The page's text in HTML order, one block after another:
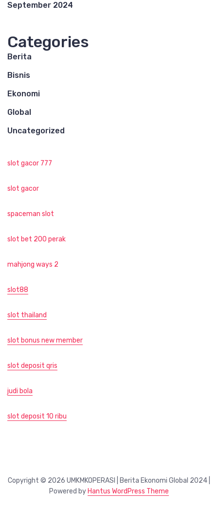
September 2024
Categories
Berita
Bisnis
Ekonomi
Global
Uncategorized
slot gacor 777
slot gacor
spaceman slot
slot bet 200 perak
mahjong ways 2
slot88
slot thailand
slot bonus new member
slot deposit qris
judi bola
slot deposit 10 ribu
Copyright © 2026 UMKMKOPERASI | Berita Ekonomi Global 2024 |
Powered by Hantus WordPress Theme